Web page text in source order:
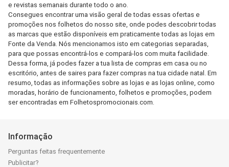
e revistas semanais durante todo o ano.
Consegues encontrar uma visão geral de todas essas ofertas e
promoções nos folhetos do nosso site, onde podes descobrir todas
as marcas que estão disponíveis em praticamente todas as lojas em
Fonte da Venda. Nós mencionamos isto em categorias separadas,
para que possas encontrá-los e compará-los com muita facilidade.
Dessa forma, já podes fazer a tua lista de compras em casa ou no
escritório, antes de saires para fazer compras na tua cidade natal. Em
resumo, todas as informações sobre as lojas e as lojas online, como
moradas, horário de funcionamento, folhetos e promoções, podem
ser encontradas em Folhetospromocionais.com.
Informação
Perguntas feitas frequentemente
Publicitar?